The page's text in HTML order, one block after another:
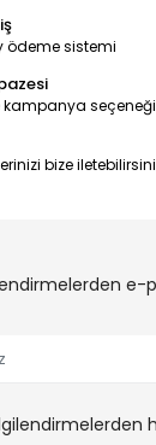
ödeme sistemi
kampanya seçeneği
bize
e-